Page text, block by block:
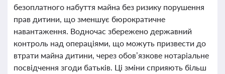
безоплатного набуття майна без ризику порушення
прав дитини, що зменшує бюрократичне
навантаження. Водночас збережено державний
контроль над операціями, що можуть призвести до
втрати майна дитини, через обов’язкове нотаріальне
посвідчення згоди батьків. Ці зміни сприяють більш